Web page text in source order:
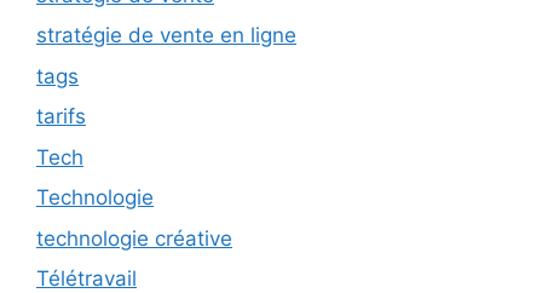
stratégie de vente en ligne
tags
tarifs
Tech
Technologie
technologie créative
Télétravail